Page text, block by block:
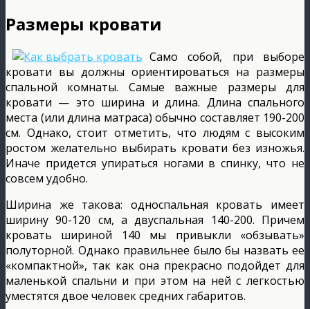
Размеры кровати
Само собой, при выборе
кровати вы должны ориентироваться на размеры
спальной комнаты. Самые важные размеры для
кровати — это ширина и длина. Длина спального
места (или длина матраса) обычно составляет 190-200
см. Однако, стоит отметить, что людям с высоким
ростом желательно выбирать кровати без изножья.
Иначе придется упираться ногами в спинку, что не
совсем удобно.
Ширина же такова: односпальная кровать имеет
ширину 90-120 см, а двуспальная 140-200. Причем
кровать шириной 140 мы привыкли «обзывать»
полуторной. Однако правильнее было бы назвать ее
«компактной», так как она прекрасно подойдет для
маленькой спальни и при этом на ней с легкостью
уместятся двое человек средних габаритов.